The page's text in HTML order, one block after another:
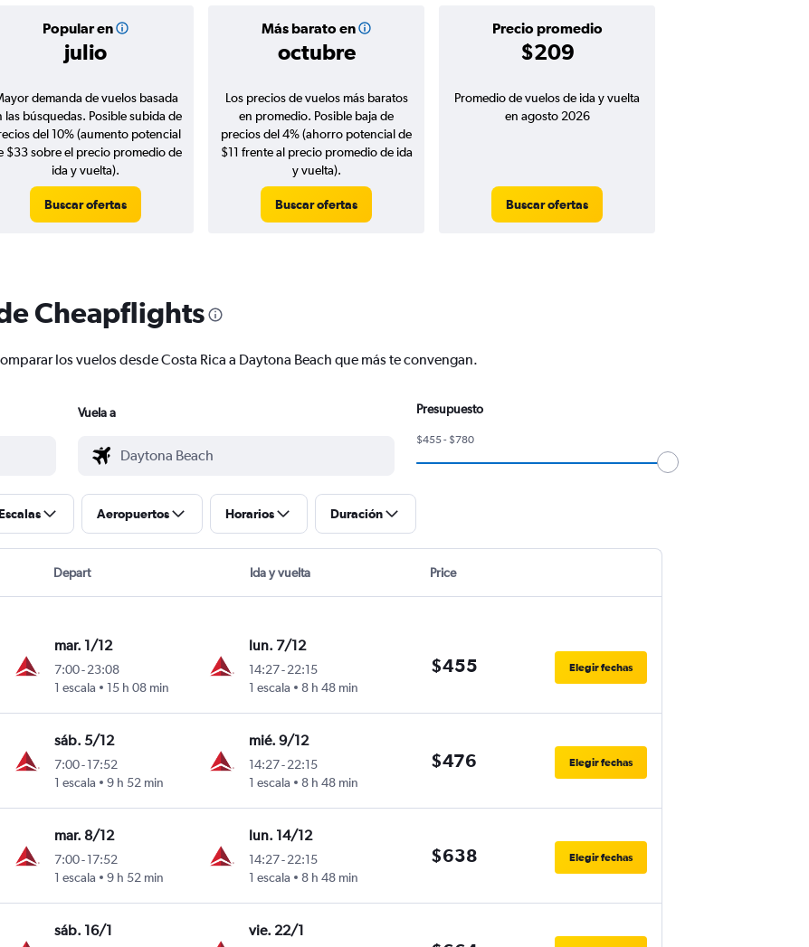
Popular en
julio
Más barato en
octubre
Precio promedio
$209
demanda de vuelos basada
las búsquedas. Posible subida de
del 10% (aumento potencial
$33 sobre el precio promedio de
ida y vuelta).
Buscar ofertas
Los precios de vuelos más baratos
en promedio. Posible baja de
precios del 4% (ahorro potencial de
$11 frente al precio promedio de ida
y vuelta).
Buscar ofertas
Promedio de vuelos de ida y vuelta
en agosto 2026
Buscar ofertas
Cheapflights
los vuelos desde Costa Rica a Daytona Beach que más te convengan.
Vuela a Presupuesto
$455 - $780
Aeropuertos Horarios Duración
Depart Ida y vuelta Price
mar. 1/12
7:00-23:08
1 escala
15 h 08 min
lun. 7/12
14:27-22:15
1 escala
8 h 48 min
$455 Elegir fechas
sáb. 5/12
7:00-17:52
1 escala
9 h 52 min
mié. 9/12
14:27-22:15
1 escala
8 h 48 min
$476 Elegir fechas
mar. 8/12
7:00-17:52
1 escala
9 h 52 min
lun. 14/12
14:27-22:15
1 escala
8 h 48 min
$638 Elegir fechas
sáb. 16/1 vie. 22/1